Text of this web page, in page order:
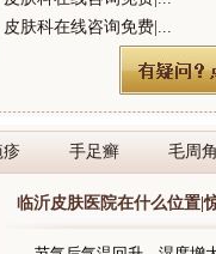
皮肤科在线咨询免费|...
疹 手足癣 毛周
临沂皮肤医院在什么位置|